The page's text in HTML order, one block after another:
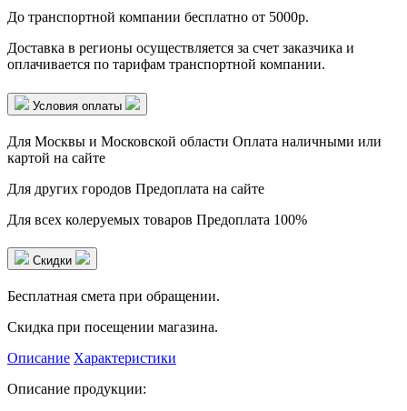
До транспортной компании бесплатно от 5000р.
Доставка в регионы осуществляется за счет заказчика и
оплачивается по тарифам транспортной компании.
Условия оплаты
Для Москвы и Московской области Оплата наличными или
картой на сайте
Для других городов Предоплата на сайте
Для всех колеруемых товаров Предоплата 100%
Скидки
Бесплатная смета при обращении.
Скидка при посещении магазина.
Описание Характеристики
Описание продукции: